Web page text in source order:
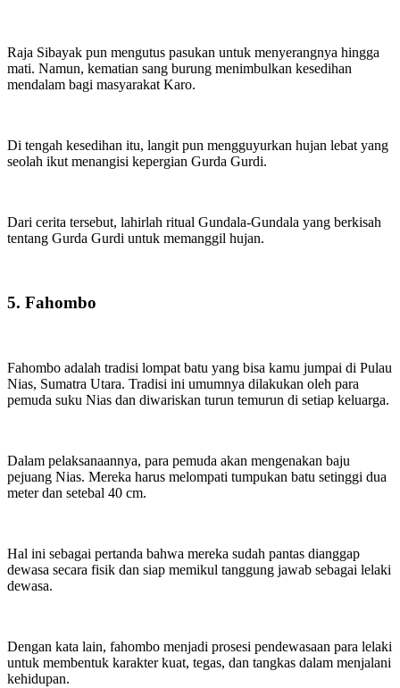
Raja Sibayak pun mengutus pasukan untuk menyerangnya hingga
mati. Namun, kematian sang burung menimbulkan kesedihan
mendalam bagi masyarakat Karo.
Di tengah kesedihan itu, langit pun mengguyurkan hujan lebat yang
seolah ikut menangisi kepergian Gurda Gurdi.
Dari cerita tersebut, lahirlah ritual Gundala-Gundala yang berkisah
tentang Gurda Gurdi untuk memanggil hujan.
5. Fahombo
Fahombo adalah tradisi lompat batu yang bisa kamu jumpai di Pulau
Nias, Sumatra Utara. Tradisi ini umumnya dilakukan oleh para
pemuda suku Nias dan diwariskan turun temurun di setiap keluarga.
Dalam pelaksanaannya, para pemuda akan mengenakan baju
pejuang Nias. Mereka harus melompati tumpukan batu setinggi dua
meter dan setebal 40 cm.
Hal ini sebagai pertanda bahwa mereka sudah pantas dianggap
dewasa secara fisik dan siap memikul tanggung jawab sebagai lelaki
dewasa.
Dengan kata lain, fahombo menjadi prosesi pendewasaan para lelaki
untuk membentuk karakter kuat, tegas, dan tangkas dalam menjalani
kehidupan.